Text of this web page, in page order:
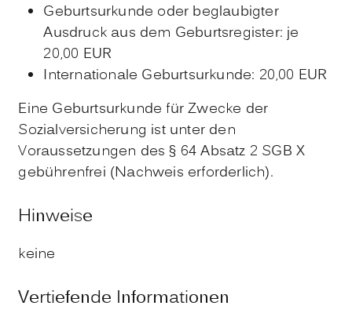
Geburtsurkunde oder beglaubigter
Ausdruck aus dem Geburtsregister: je
20,00 EUR
Internationale Geburtsurkunde: 20,00 EUR
Eine Geburtsurkunde für Zwecke der
Sozialversicherung ist unter den
Voraussetzungen des § 64 Absatz 2 SGB X
gebührenfrei (Nachweis erforderlich).
Hinweise
keine
Vertiefende Informationen